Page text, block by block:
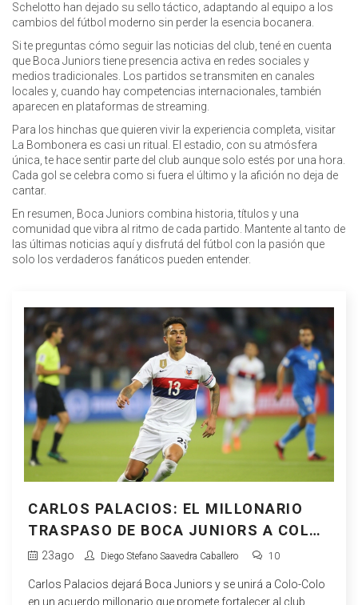
Schelotto han dejado su sello táctico, adaptando al equipo a los
cambios del fútbol moderno sin perder la esencia bocanera.
Si te preguntas cómo seguir las noticias del club, tené en cuenta
que Boca Juniors tiene presencia activa en redes sociales y
medios tradicionales. Los partidos se transmiten en canales
locales y, cuando hay competencias internacionales, también
aparecen en plataformas de streaming.
Para los hinchas que quieren vivir la experiencia completa, visitar
La Bombonera es casi un ritual. El estadio, con su atmósfera
única, te hace sentir parte del club aunque solo estés por una hora.
Cada gol se celebra como si fuera el último y la afición no deja de
cantar.
En resumen, Boca Juniors combina historia, títulos y una
comunidad que vibra al ritmo de cada partido. Mantente al tanto de
las últimas noticias aquí y disfrutá del fútbol con la pasión que
solo los verdaderos fanáticos pueden entender.
CARLOS PALACIOS: EL MILLONARIO
TRASPASO DE BOCA JUNIORS A COLO-
COLO QUE SACUDE EL FÚTBOL
23ago Diego Stefano Saavedra Caballero 10
Carlos Palacios dejará Boca Juniors y se unirá a Colo-Colo
en un acuerdo millonario que promete fortalecer al club